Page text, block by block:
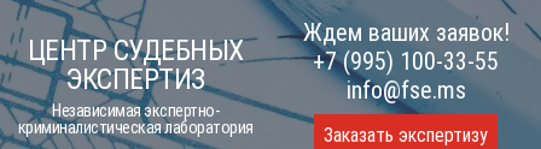
Skip
to
content
ЦЕНТР СУДЕБНЫХ
ЭКСПЕРТИЗ
Независимая экспертно-
криминалистическая лаборатория
Ждем ваших заявок!
+7 (995) 100-33-55
info@fse.ms
Заказать экспертизу